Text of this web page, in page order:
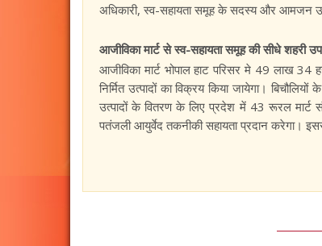
अधिकारी, स्व-सहायता समूह के सदस्य और आमजन
आजीविका मार्ट से स्व-सहायता समूह की सीधे शहरी
आजीविका मार्ट भोपाल हाट परिसर मे 49 लाख 34
निर्मित उत्पादों का विक्रय किया जायेगा।
उत्पादों के वितरण के लिए प्रदेश में 43 रूरल मार्ट
पतंजली आयुर्वेद तकनीकी सहायता प्रदान करेगा।